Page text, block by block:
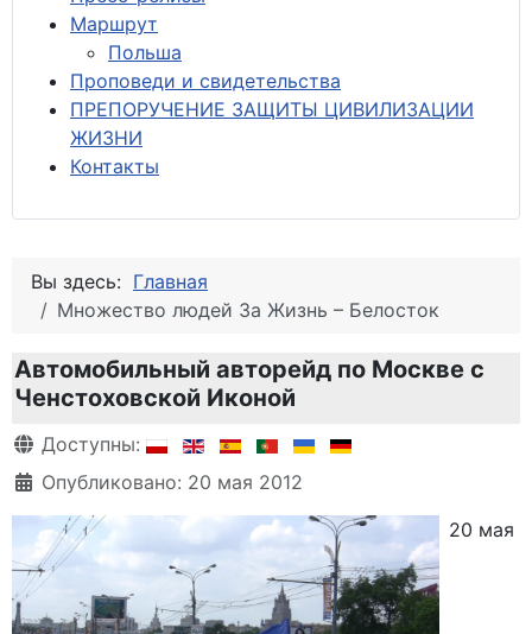
Маршрут
Польша
Проповеди и свидетельства
ПРЕПОРУЧЕНИЕ ЗАЩИТЫ ЦИВИЛИЗАЦИИ
ЖИЗНИ
Контакты
Вы здесь: Главная
Множество людей За Жизнь – Белосток
Автомобильный авторейд по Москве с
Ченстоховской Иконой
Информация о материале
Доступны:
Опубликовано: 20 мая 2012
20 мая